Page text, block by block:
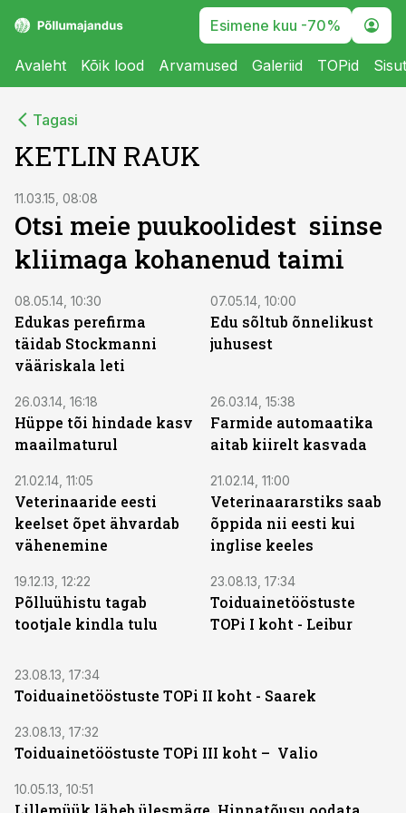
Esimene kuu -70%
Avaleht Kõik lood Arvamused Galeriid TOPid
Tagasi
KETLIN RAUK
11.03.15, 08:08
Otsi meie puukoolidest siinse
kliimaga kohanenud taimi
08.05.14, 10:30
Edukas perefirma
täidab Stockmanni
vääriskala leti
07.05.14, 10:00
Edu sõltub õnnelikust
juhusest
26.03.14, 16:18
Hüppe tõi hindade kasv
maailmaturul
26.03.14, 15:38
Farmide automaatika
aitab kiirelt kasvada
21.02.14, 11:05
Veterinaaride eesti
keelset õpet ähvardab
vähenemine
21.02.14, 11:00
Veterinaararstiks saab
õppida nii eesti kui
inglise keeles
19.12.13, 12:22
Põlluühistu tagab
tootjale kindla tulu
23.08.13, 17:34
Toiduainetööstuste
TOPi I koht - Leibur
23.08.13, 17:34
Toiduainetööstuste TOPi II koht - Saarek
23.08.13, 17:32
Toiduainetööstuste TOPi III koht – Valio
10.05.13, 10:51